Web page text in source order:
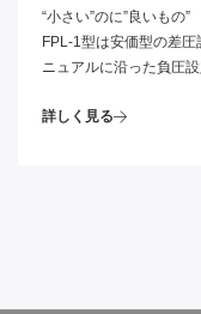
“小さい”のに”良いもの
FPL-1型は安価型の差
ニュアルに沿った負圧
使用可能です。温湿度
詳しく見る